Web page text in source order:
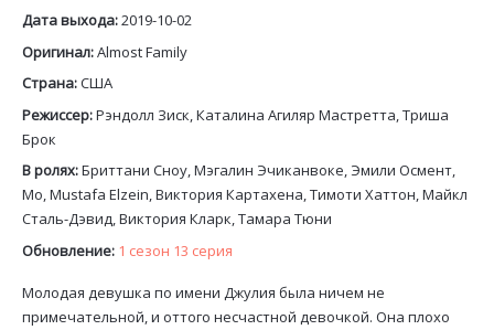
Дата выхода:2019-10-02
Оригинал:Almost Family
Страна:США
Режиссер:Рэндолл Зиск, Каталина Агиляр Мастретта, Триша
Брок
В ролях:Бриттани Сноу, Мэгалин Эчиканвоке, Эмили Осмент,
Мо, Mustafa Elzein, Виктория Картахена, Тимоти Хаттон, Майкл
Сталь-Дэвид, Виктория Кларк, Тамара Тюни
Обновление: 1 сезон 13 серия
Молодая девушка по имени Джулия была ничем не
примечательной, и оттого несчастной девочкой. Она плохо